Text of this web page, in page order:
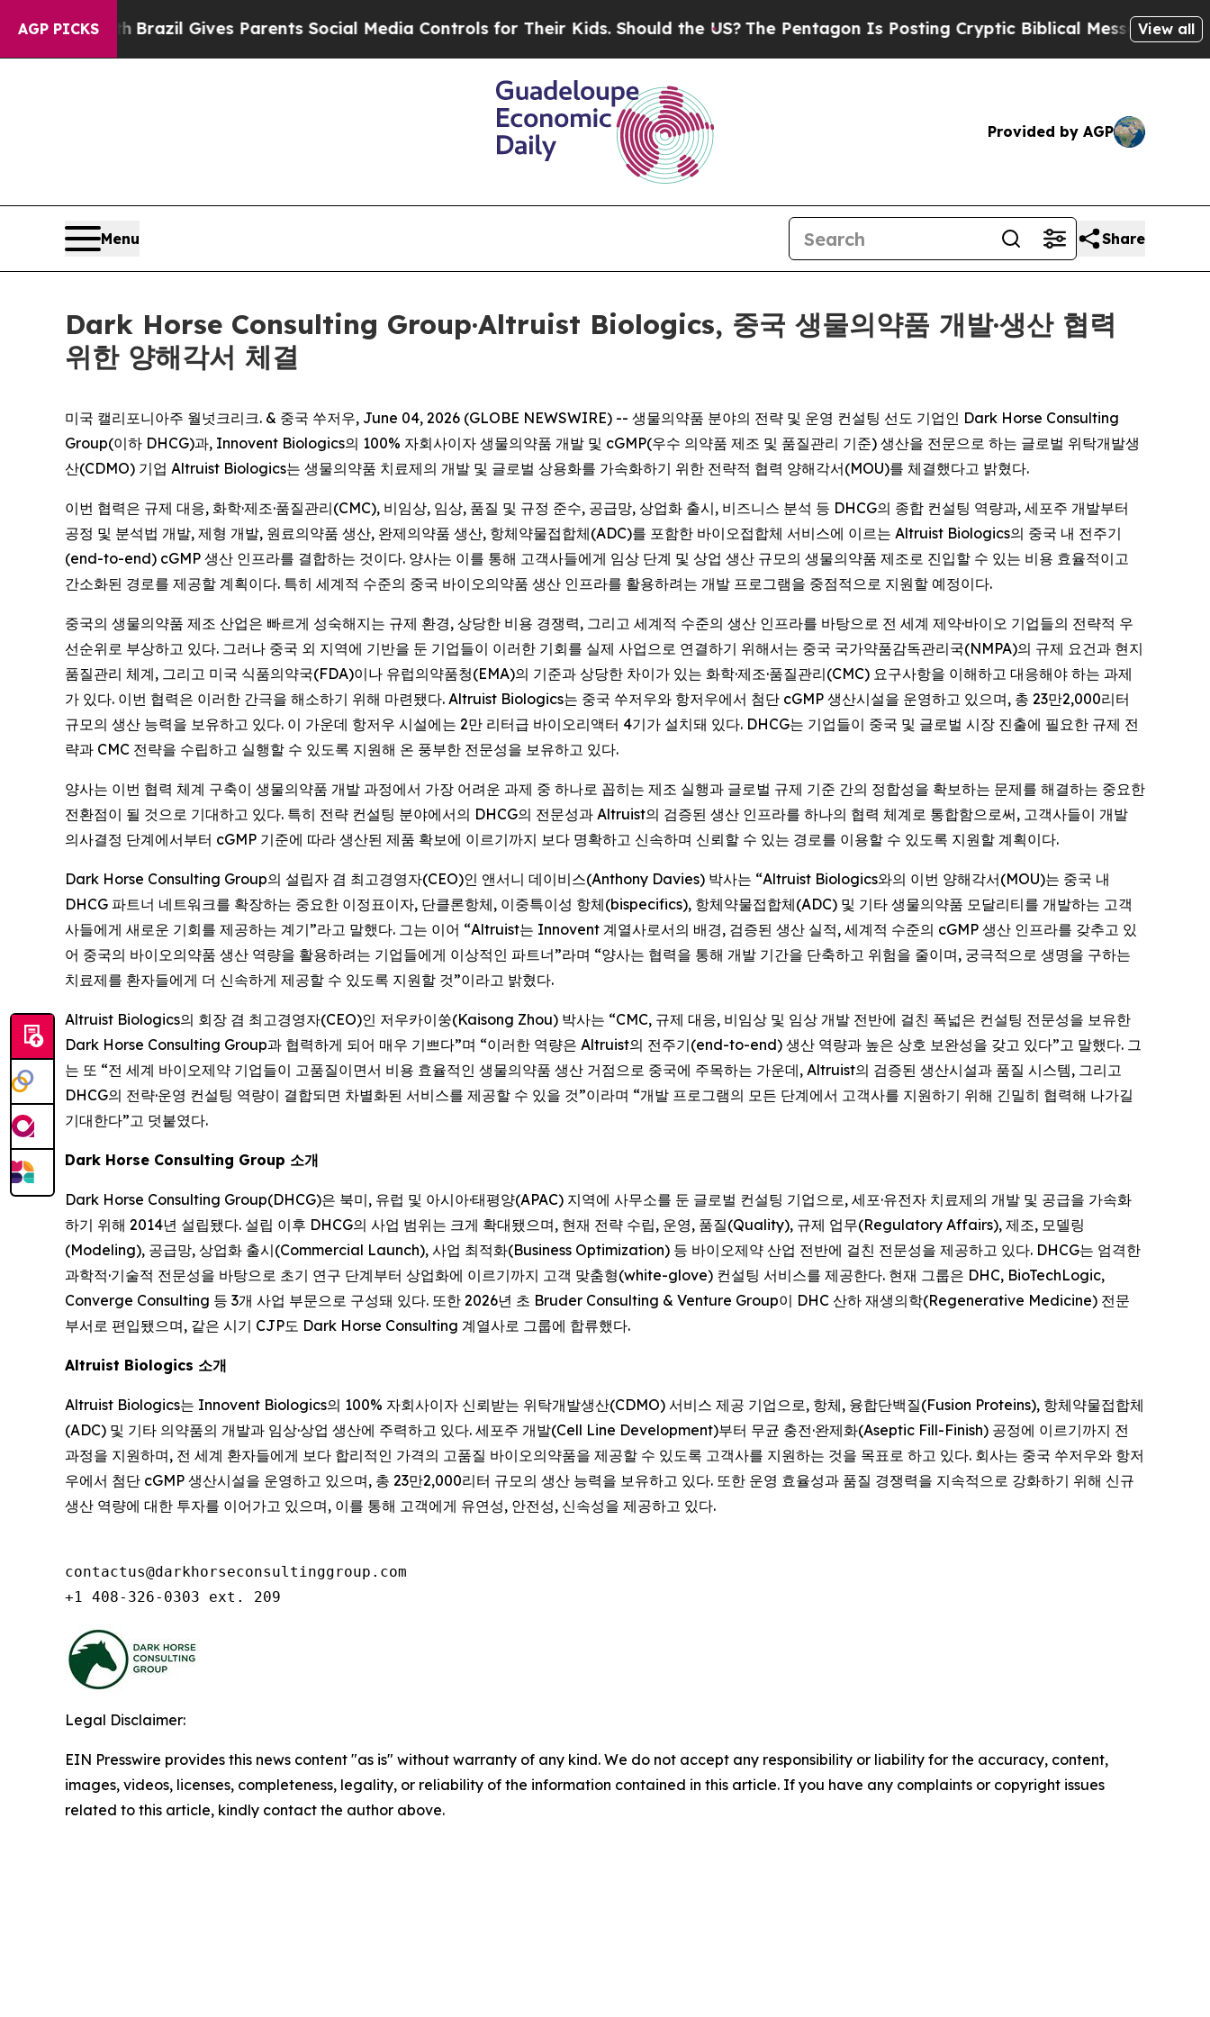
AGP PICKS
YouthBrazil Gives Parents Social Media Controls for Their Kids. Should the US? The Pentagon Is Posting Cryptic Biblical Messages on Social
View all
Provided by AGP
Menu Share
Dark Horse Consulting Group·Altruist Biologics, 중국 생물의약품 개발·생산 협력
위한 양해각서 체결
미국 캘리포니아주 월넛크리크. & 중국 쑤저우, June 04, 2026 (GLOBE NEWSWIRE) -- 생물의약품 분야의 전략 및 운영 컨설팅 선도 기업인 Dark Horse Consulting
Group(이하 DHCG)과, Innovent Biologics의 100% 자회사이자 생물의약품 개발 및 cGMP(우수 의약품 제조 및 품질관리 기준) 생산을 전문으로 하는 글로벌 위탁개발생
산(CDMO) 기업 Altruist Biologics는 생물의약품 치료제의 개발 및 글로벌 상용화를 가속화하기 위한 전략적 협력 양해각서(MOU)를 체결했다고 밝혔다.
이번 협력은 규제 대응, 화학·제조·품질관리(CMC), 비임상, 임상, 품질 및 규정 준수, 공급망, 상업화 출시, 비즈니스 분석 등 DHCG의 종합 컨설팅 역량과, 세포주 개발부터
공정 및 분석법 개발, 제형 개발, 원료의약품 생산, 완제의약품 생산, 항체약물접합체(ADC)를 포함한 바이오접합체 서비스에 이르는 Altruist Biologics의 중국 내 전주기
(end-to-end) cGMP 생산 인프라를 결합하는 것이다. 양사는 이를 통해 고객사들에게 임상 단계 및 상업 생산 규모의 생물의약품 제조로 진입할 수 있는 비용 효율적이고
간소화된 경로를 제공할 계획이다. 특히 세계적 수준의 중국 바이오의약품 생산 인프라를 활용하려는 개발 프로그램을 중점적으로 지원할 예정이다.
중국의 생물의약품 제조 산업은 빠르게 성숙해지는 규제 환경, 상당한 비용 경쟁력, 그리고 세계적 수준의 생산 인프라를 바탕으로 전 세계 제약·바이오 기업들의 전략적 우
선순위로 부상하고 있다. 그러나 중국 외 지역에 기반을 둔 기업들이 이러한 기회를 실제 사업으로 연결하기 위해서는 중국 국가약품감독관리국(NMPA)의 규제 요건과 현지
품질관리 체계, 그리고 미국 식품의약국(FDA)이나 유럽의약품청(EMA)의 기준과 상당한 차이가 있는 화학·제조·품질관리(CMC) 요구사항을 이해하고 대응해야 하는 과제
가 있다. 이번 협력은 이러한 간극을 해소하기 위해 마련됐다. Altruist Biologics는 중국 쑤저우와 항저우에서 첨단 cGMP 생산시설을 운영하고 있으며, 총 23만2,000리터
규모의 생산 능력을 보유하고 있다. 이 가운데 항저우 시설에는 2만 리터급 바이오리액터 4기가 설치돼 있다. DHCG는 기업들이 중국 및 글로벌 시장 진출에 필요한 규제 전
략과 CMC 전략을 수립하고 실행할 수 있도록 지원해 온 풍부한 전문성을 보유하고 있다.
양사는 이번 협력 체계 구축이 생물의약품 개발 과정에서 가장 어려운 과제 중 하나로 꼽히는 제조 실행과 글로벌 규제 기준 간의 정합성을 확보하는 문제를 해결하는 중요한
전환점이 될 것으로 기대하고 있다. 특히 전략 컨설팅 분야에서의 DHCG의 전문성과 Altruist의 검증된 생산 인프라를 하나의 협력 체계로 통합함으로써, 고객사들이 개발
의사결정 단계에서부터 cGMP 기준에 따라 생산된 제품 확보에 이르기까지 보다 명확하고 신속하며 신뢰할 수 있는 경로를 이용할 수 있도록 지원할 계획이다.
Dark Horse Consulting Group의 설립자 겸 최고경영자(CEO)인 앤서니 데이비스(Anthony Davies) 박사는 “Altruist Biologics와의 이번 양해각서(MOU)는 중국 내
DHCG 파트너 네트워크를 확장하는 중요한 이정표이자, 단클론항체, 이중특이성 항체(bispecifics), 항체약물접합체(ADC) 및 기타 생물의약품 모달리티를 개발하는 고객
사들에게 새로운 기회를 제공하는 계기”라고 말했다. 그는 이어 “Altruist는 Innovent 계열사로서의 배경, 검증된 생산 실적, 세계적 수준의 cGMP 생산 인프라를 갖추고 있
어 중국의 바이오의약품 생산 역량을 활용하려는 기업들에게 이상적인 파트너”라며 “양사는 협력을 통해 개발 기간을 단축하고 위험을 줄이며, 궁극적으로 생명을 구하는
치료제를 환자들에게 더 신속하게 제공할 수 있도록 지원할 것”이라고 밝혔다.
Altruist Biologics의 회장 겸 최고경영자(CEO)인 저우카이쑹(Kaisong Zhou) 박사는 “CMC, 규제 대응, 비임상 및 임상 개발 전반에 걸친 폭넓은 컨설팅 전문성을 보유한
Dark Horse Consulting Group과 협력하게 되어 매우 기쁘다”며 “이러한 역량은 Altruist의 전주기(end-to-end) 생산 역량과 높은 상호 보완성을 갖고 있다”고 말했다. 그
는 또 “전 세계 바이오제약 기업들이 고품질이면서 비용 효율적인 생물의약품 생산 거점으로 중국에 주목하는 가운데, Altruist의 검증된 생산시설과 품질 시스템, 그리고
DHCG의 전략·운영 컨설팅 역량이 결합되면 차별화된 서비스를 제공할 수 있을 것”이라며 “개발 프로그램의 모든 단계에서 고객사를 지원하기 위해 긴밀히 협력해 나가길
기대한다”고 덧붙였다.
Dark Horse Consulting Group 소개
Dark Horse Consulting Group(DHCG)은 북미, 유럽 및 아시아·태평양(APAC) 지역에 사무소를 둔 글로벌 컨설팅 기업으로, 세포·유전자 치료제의 개발 및 공급을 가속화
하기 위해 2014년 설립됐다. 설립 이후 DHCG의 사업 범위는 크게 확대됐으며, 현재 전략 수립, 운영, 품질(Quality), 규제 업무(Regulatory Affairs), 제조, 모델링
(Modeling), 공급망, 상업화 출시(Commercial Launch), 사업 최적화(Business Optimization) 등 바이오제약 산업 전반에 걸친 전문성을 제공하고 있다. DHCG는 엄격한
과학적·기술적 전문성을 바탕으로 초기 연구 단계부터 상업화에 이르기까지 고객 맞춤형(white-glove) 컨설팅 서비스를 제공한다. 현재 그룹은 DHC, BioTechLogic,
Converge Consulting 등 3개 사업 부문으로 구성돼 있다. 또한 2026년 초 Bruder Consulting & Venture Group이 DHC 산하 재생의학(Regenerative Medicine) 전문
부서로 편입됐으며, 같은 시기 CJP도 Dark Horse Consulting 계열사로 그룹에 합류했다.
Altruist Biologics 소개
Altruist Biologics는 Innovent Biologics의 100% 자회사이자 신뢰받는 위탁개발생산(CDMO) 서비스 제공 기업으로, 항체, 융합단백질(Fusion Proteins), 항체약물접합체
(ADC) 및 기타 의약품의 개발과 임상·상업 생산에 주력하고 있다. 세포주 개발(Cell Line Development)부터 무균 충전·완제화(Aseptic Fill-Finish) 공정에 이르기까지 전
과정을 지원하며, 전 세계 환자들에게 보다 합리적인 가격의 고품질 바이오의약품을 제공할 수 있도록 고객사를 지원하는 것을 목표로 하고 있다. 회사는 중국 쑤저우와 항저
우에서 첨단 cGMP 생산시설을 운영하고 있으며, 총 23만2,000리터 규모의 생산 능력을 보유하고 있다. 또한 운영 효율성과 품질 경쟁력을 지속적으로 강화하기 위해 신규
생산 역량에 대한 투자를 이어가고 있으며, 이를 통해 고객에게 유연성, 안전성, 신속성을 제공하고 있다.
contactus@darkhorseconsultinggroup.com
+1 408-326-0303 ext. 209
Legal Disclaimer:
EIN Presswire provides this news content "as is" without warranty of any kind. We do not accept any responsibility or liability for the accuracy, content,
images, videos, licenses, completeness, legality, or reliability of the information contained in this article. If you have any complaints or copyright issues
related to this article, kindly contact the author above.